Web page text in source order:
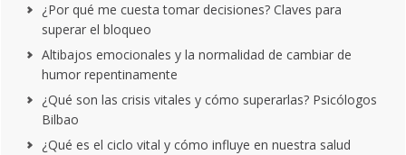
¿Por qué me cuesta tomar decisiones? Claves para
superar el bloqueo
Altibajos emocionales y la normalidad de cambiar de
humor repentinamente
¿Qué son las crisis vitales y cómo superarlas? Psicólogos
Bilbao
¿Qué es el ciclo vital y cómo influye en nuestra salud